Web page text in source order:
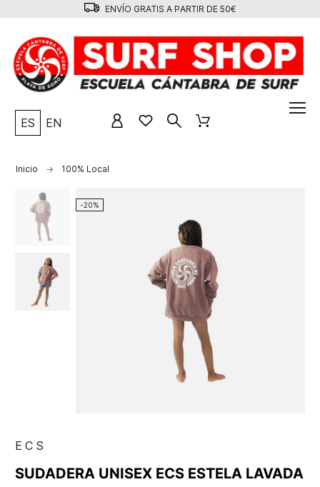
ENVÍO GRATIS A PARTIR DE 50€
ES EN
Inicio 100% Local
-20%
ECS
SUDADERA UNISEX ECS ESTELA LAVADA